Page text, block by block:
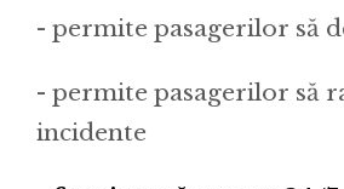
- permite pasagerilor să
- permite pasagerilor să
incidente